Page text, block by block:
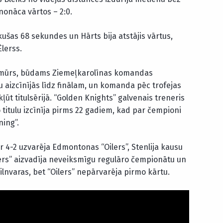
vārtos – 2:0.
68 sekundes un Hārts bija atstājis vārtus,
būdams Ziemeļkarolīnas komandas
aizcīnījās līdz finālam, un komanda pēc trofejas
titulsērijā. “Golden Knights” galvenais treneris
izcīnīja pirms 22 gadiem, kad par čempioni
2 uzvarēja Edmontonas “Oilers”, Stenlija kausu
aizvadīja neveiksmīgu regulāro čempionātu un
bet “Oilers” nepārvarēja pirmo kārtu.